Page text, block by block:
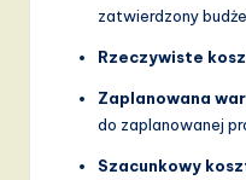
zatwierdzony
Rzeczywiste
Zaplanowana
do zaplanowanej
Szacunkowy